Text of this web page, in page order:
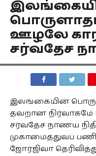
ஊழலே
சர்வதேச
இலங்கையின்
தவறான
சர்வதேச நாணய
முகாமைத்துவப்
ஜோர்ஜிவா